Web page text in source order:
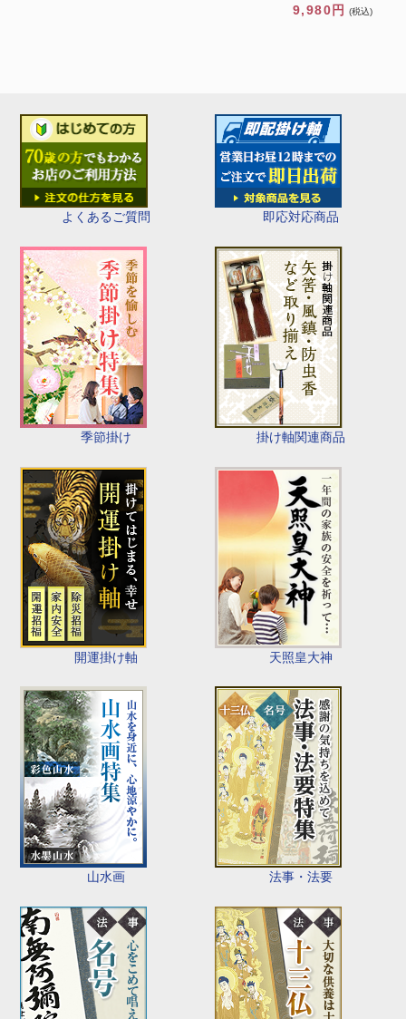
よくあるご質問 即応対応商品
季節掛け 掛け軸関連商品
開運掛け軸 天照皇大神
山水画 法事・法要
9,980円
(税込)